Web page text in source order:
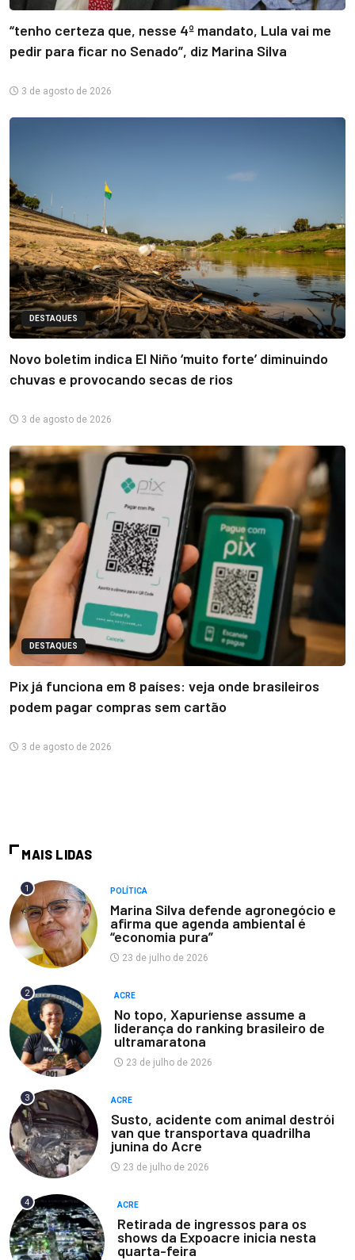
“tenho certeza que, nesse 4º mandato, Lula vai me
pedir para ficar no Senado”, diz Marina Silva
3 de agosto de 2026
DESTAQUES
Novo boletim indica El Niño ‘muito forte’ diminuindo
chuvas e provocando secas de rios
3 de agosto de 2026
DESTAQUES
Pix já funciona em 8 países: veja onde brasileiros
podem pagar compras sem cartão
3 de agosto de 2026
MAIS LIDAS
1 POLÍTICA
Marina Silva defende agronegócio e
afirma que agenda ambiental é
“economia pura”
23 de julho de 2026
2 ACRE
No topo, Xapuriense assume a
liderança do ranking brasileiro de
ultramaratona
23 de julho de 2026
3 ACRE
Susto, acidente com animal destrói
van que transportava quadrilha
junina do Acre
23 de julho de 2026
4 ACRE
Retirada de ingressos para os
shows da Expoacre inicia nesta
quarta-feira